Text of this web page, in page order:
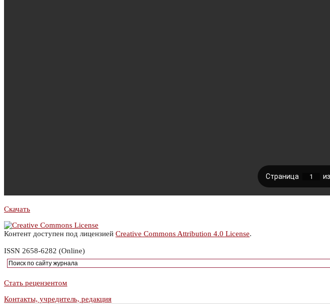
Скачать
Контент доступен под лицензией Creative Commons Attribution 4.0 License.
ISSN 2658-6282 (Online)
Стать рецензентом
Контакты, учредитель, редакция